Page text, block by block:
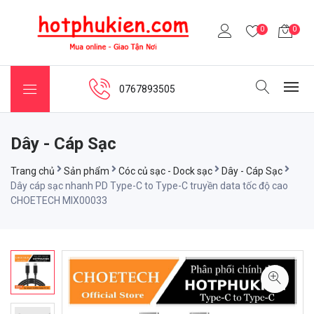
0 0
0767893505
Dây - Cáp Sạc
Trang chủ Sản phẩm Cóc củ sạc - Dock sạc
Dây - Cáp Sạc
Dây cáp sạc nhanh PD Type-C to Type-C truyền data tốc độ cao
CHOETECH MIX00033